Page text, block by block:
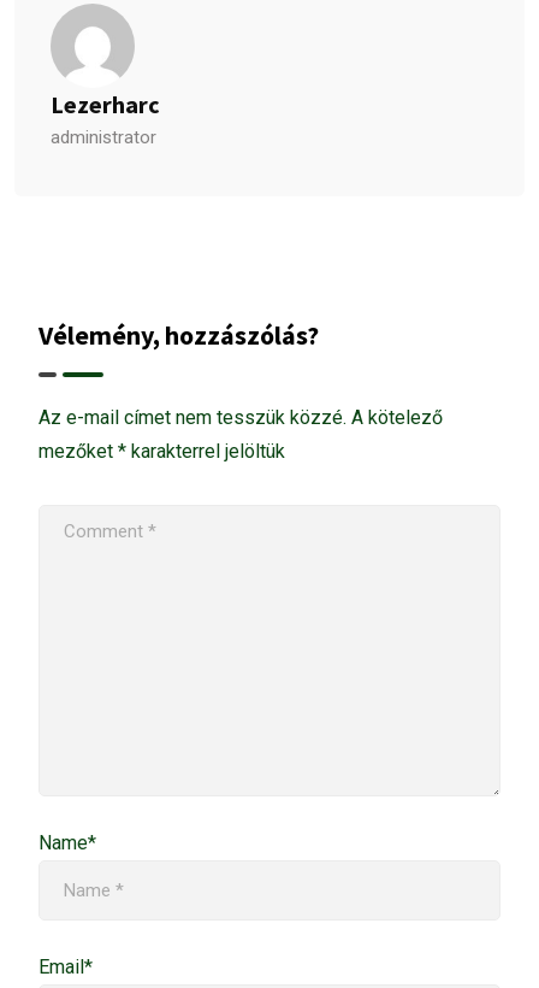
Lezerharc
administrator
Vélemény, hozzászólás?
Az e-mail címet nem tesszük közzé. A kötelező
mezőket * karakterrel jelöltük
Name*
Email*